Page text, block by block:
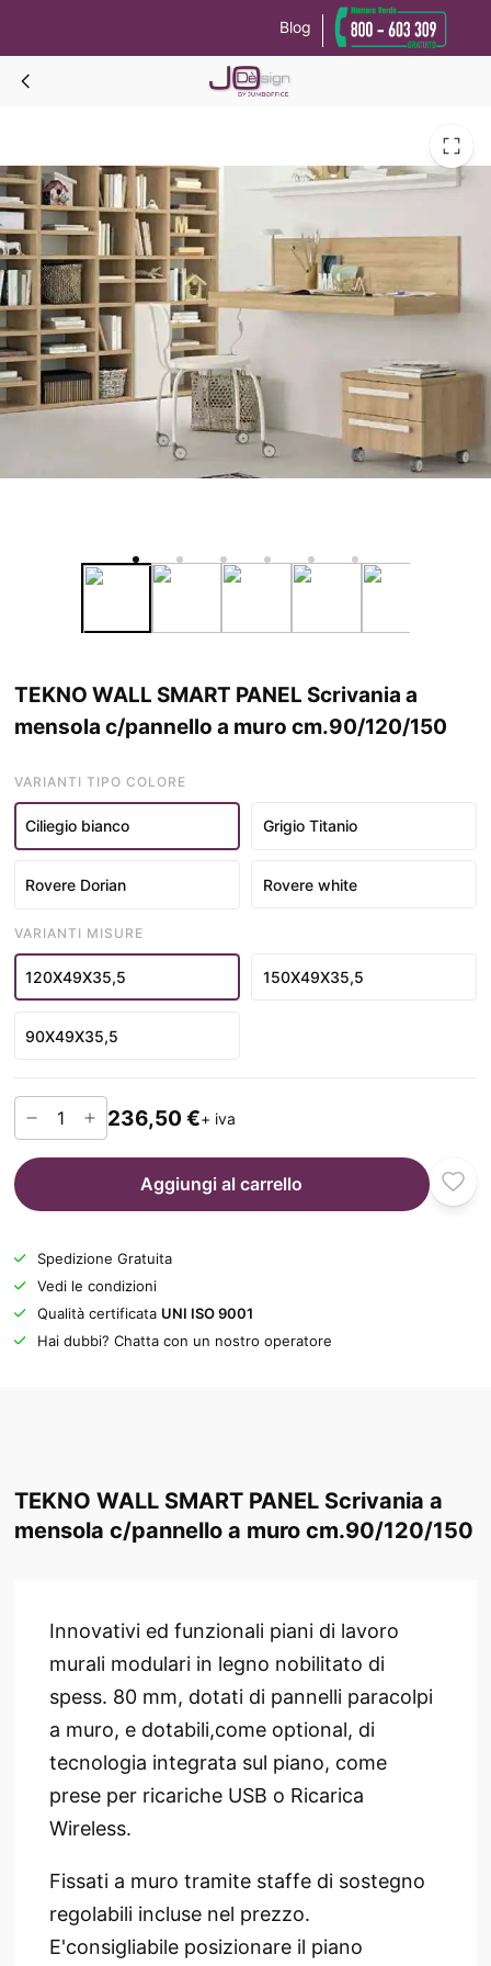
Blog
TEKNO WALL SMART PANEL Scrivania a
mensola c/pannello a muro cm.90/120/150
VARIANTI TIPO COLORE
Ciliegio bianco Grigio Titanio
Rovere Dorian Rovere white
VARIANTI MISURE
120X49X35,5 150X49X35,5
90X49X35,5
236,50 €+ iva
Aggiungi al carrello
Spedizione Gratuita
Vedi le condizioni
Qualità certificata UNI ISO 9001
Hai dubbi? Chatta con un nostro operatore
TEKNO WALL SMART PANEL Scrivania a
mensola c/pannello a muro cm.90/120/150
Innovativi ed funzionali piani di lavoro
murali modulari in legno nobilitato di
spess. 80 mm, dotati di pannelli paracolpi
a muro, e dotabili,come optional, di
tecnologia integrata sul piano, come
prese per ricariche USB o Ricarica
Wireless.
Fissati a muro tramite staffe di sostegno
regolabili incluse nel prezzo.
E'consigliabile posizionare il piano
Informativa sulla raccolta
Le tue preferenze relative alla privacy